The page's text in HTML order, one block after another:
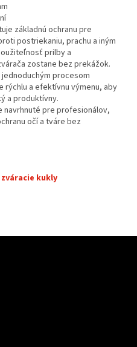
základnú ochranu pre
postriekaniu, prachu a iným
prilby a
zostane bez prekážok.
jednoduchým procesom
rýchlu a efektívnu výmenu, aby
a produktívny.
navrhnuté pre profesionálov,
očí a tváre bez
kukly